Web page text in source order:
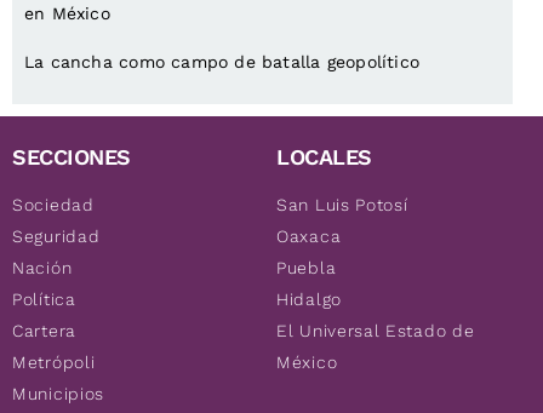
en México
La cancha como campo de batalla geopolítico
SECCIONES
Sociedad
Seguridad
Nación
Política
Cartera
Metrópoli
Municipios
LOCALES
San Luis Potosí
Oaxaca
Puebla
Hidalgo
El Universal Estado de
México